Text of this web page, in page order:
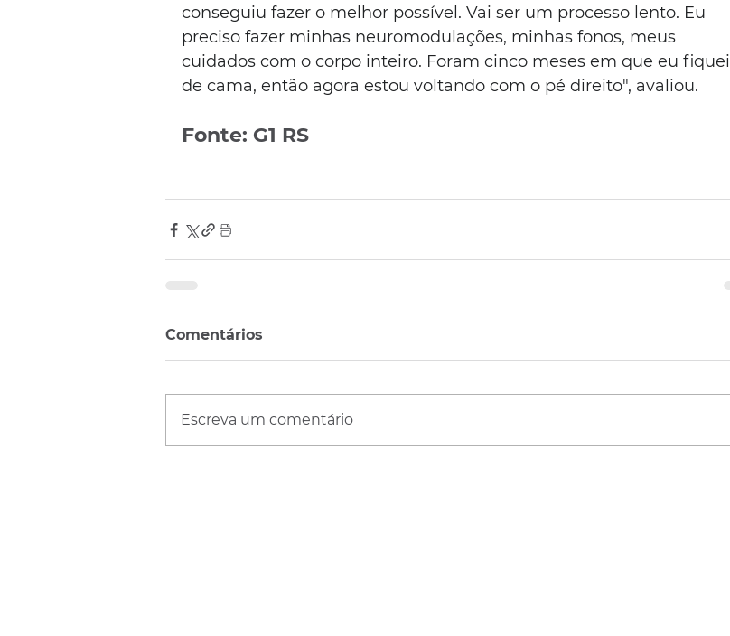
conseguiu fazer o melhor possível. Vai ser um processo lento. Eu
preciso fazer minhas neuromodulações, minhas fonos, meus
cuidados com o corpo inteiro. Foram cinco meses em que eu fiquei
de cama, então agora estou voltando com o pé direito", avaliou.
Fonte: G1 RS
Comentários
Escreva um comentário